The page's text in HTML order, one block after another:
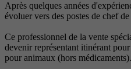
Après quelques années
évoluer vers des postes de chef
Ce professionnel de la vente
devenir représentant itinérant
pour animaux (hors médicaments).